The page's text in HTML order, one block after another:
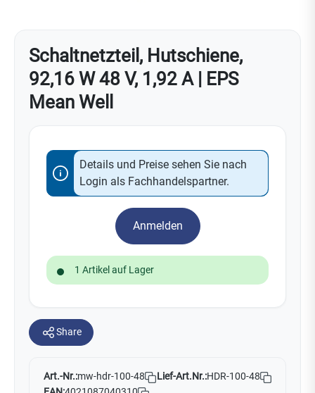
Schaltnetzteil, Hutschiene,
92,16 W 48 V, 1,92 A | EPS
Mean Well
Details und Preise sehen Sie nach
Login als Fachhandelspartner.
Anmelden
1 Artikel auf Lager
Share
Art.-Nr.:mw-hdr-100-48 Lief-Art.Nr.:HDR-100-48